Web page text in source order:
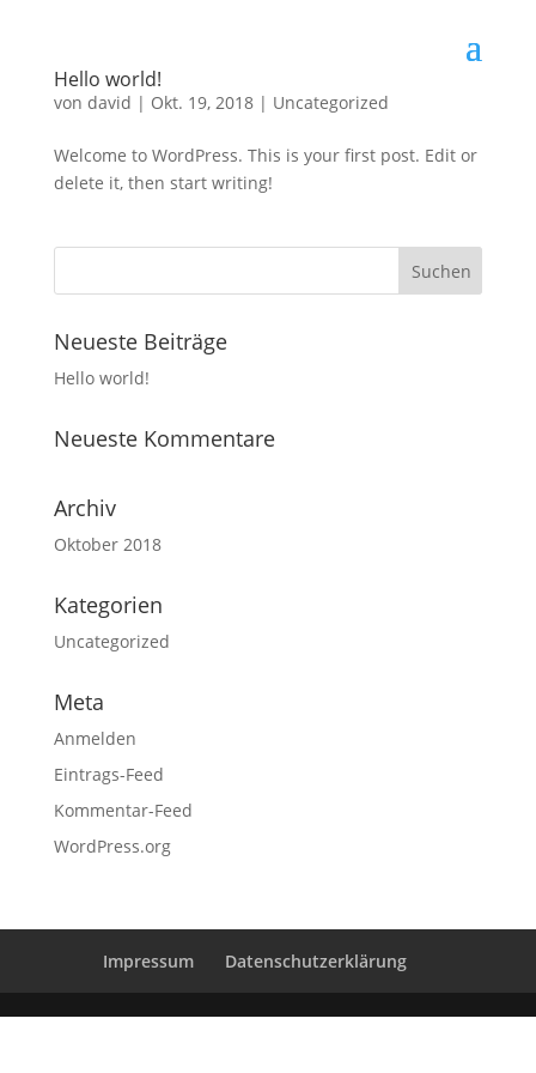
Hello world!
von david | Okt. 19, 2018| Uncategorized
Welcome to WordPress. This is your first post. Edit or
delete it, then start writing!
Neueste Beiträge
Hello world!
Neueste Kommentare
Archiv
Oktober 2018
Kategorien
Uncategorized
Meta
Anmelden
Eintrags-Feed
Kommentar-Feed
WordPress.org
Impressum Datenschutzerklärung